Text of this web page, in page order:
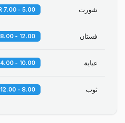
شورت 5.00 - 7.00 SAR
فستان 12.00 - 18.00 SAR
عباية 10.00 - 14.00 SAR
ثوب 8.00 - 12.00 SAR